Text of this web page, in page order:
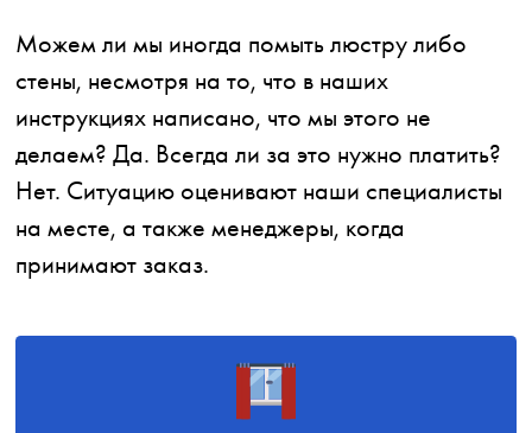
Можем ли мы иногда помыть люстру либо
стены, несмотря на то, что в наших
инструкциях написано, что мы этого не
делаем? Да. Всегда ли за это нужно платить?
Нет. Ситуацию оценивают наши специалисты
на месте, а также менеджеры, когда
принимают заказ.